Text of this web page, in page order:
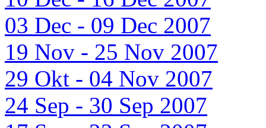
03 Dec - 09 Dec 2007
19 Nov - 25 Nov 2007
29 Okt - 04 Nov 2007
24 Sep - 30 Sep 2007